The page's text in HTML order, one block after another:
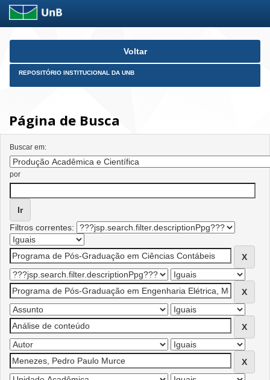
Skip
Voltar
REPOSITÓRIO INSTITUCIONAL DA UNB
Página de Busca
Buscar em:
por
Filtros correntes: